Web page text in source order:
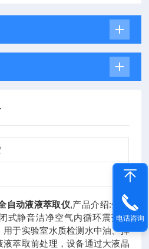
自动液液萃取仪,产品介绍:全自
式静音洁净空气内循环震荡原
于实验室水质检测水中油、挥
萃取前处理，设备通过大液晶
电话咨询